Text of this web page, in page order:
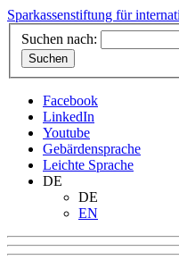
Sparkassenstiftung für
Suchen nach:
Facebook
LinkedIn
Youtube
Gebärdensprache
Leichte Sprache
DE
DE
EN